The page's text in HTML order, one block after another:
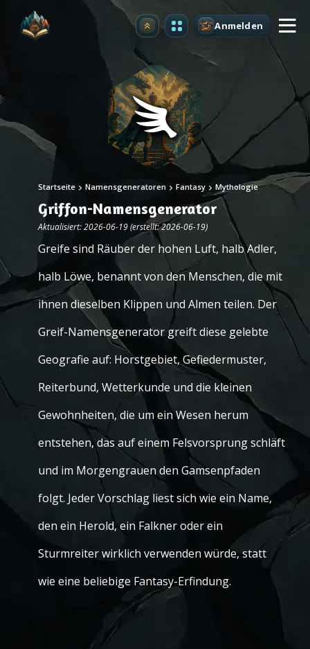
Upgrade Anmelden
Startseite Namensgeneratoren Fantasy Mythologie
Griffon-Namensgenerator
Aktualisiert: 2026-06-19 (erstellt: 2026-06-19)
Greife sind Räuber der hohen Luft, halb Adler,
halb Löwe, benannt von den Menschen, die mit
ihnen dieselben Klippen und Almen teilen. Der
Greif-Namensgenerator greift diese gelebte
Geografie auf: Horstgebiet, Gefiedermuster,
Reiterbund, Wetterkunde und die kleinen
Gewohnheiten, die um ein Wesen herum
entstehen, das auf einem Felsvorsprung schläft
und im Morgengrauen den Gamsenpfaden
folgt. Jeder Vorschlag liest sich wie ein Name,
den ein Herold, ein Falkner oder ein
Sturmreiter wirklich verwenden würde, statt
wie eine beliebige Fantasy-Erfindung.